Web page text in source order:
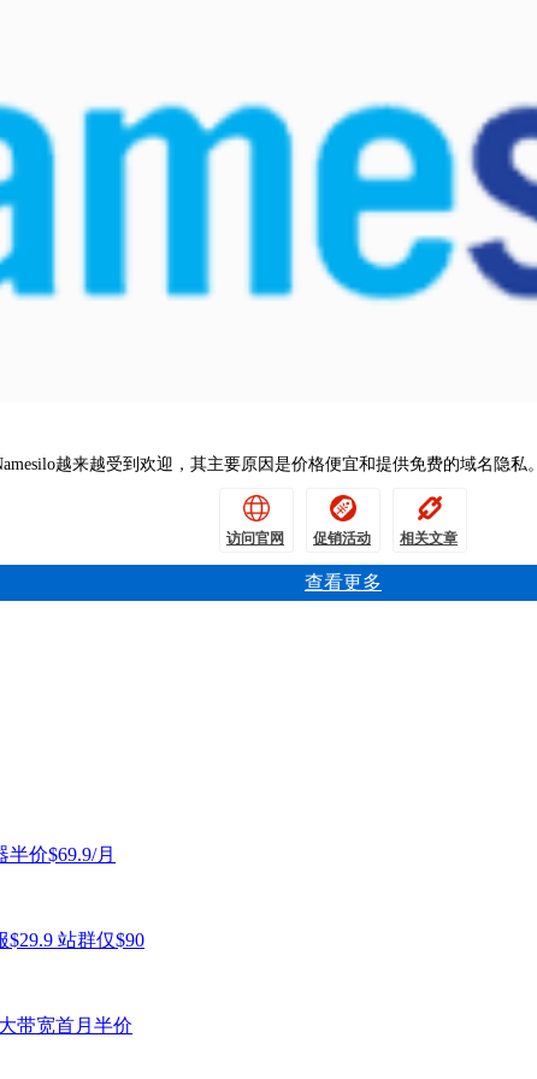
越来越受到欢迎，其主要原因是价格便宜和提供免费的域名隐私。
访问官网 促销活动 相关文章
查看更多
价$69.9/月
$29.9 站群仅$90
带宽首月半价